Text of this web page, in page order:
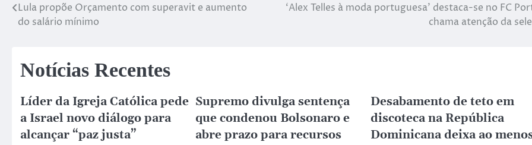
Lula propõe Orçamento com superavit e aumento
do salário mínimo
‘Alex Telles à moda portuguesa’ destaca-se no FC
chama atenção da
Notícias Recentes
Líder da Igreja Católica pede
a Israel novo diálogo para
alcançar “paz justa”
Supremo divulga sentença
que condenou Bolsonaro e
abre prazo para recursos
Desabamento de teto em
discoteca na República
Dominicana deixa ao